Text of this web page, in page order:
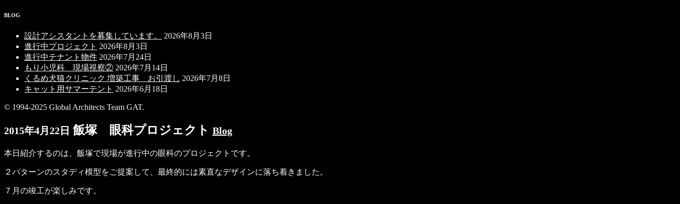
BLOG
設計アシスタントを募集しています。
2026年8月3日
進行中プロジェクト 2026年8月3日
進行中テナント物件 2026年7月24日
もり小児科 現場視察② 2026年7月14日
くるめ犬猫クリニック 増築工事 お引渡し 2026年7月8日
キャット用サマーテント 2026年6月18日
© 1994-2025 Global Architects Team GAT.
2015年4月22日 飯塚 眼科プロジェクト Blog
本日紹介するのは、飯塚で現場が進行中の眼科のプロジェクトです。
２パターンのスタディ模型をご提案して、最終的には素直なデザインに落ち着きました。
７月の竣工が楽しみです。